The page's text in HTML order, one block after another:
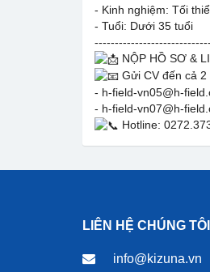
- Kinh nghiệm: Tối
- Tuổi: Dưới 35 tuổi
NỘP HỒ SƠ &
Gửi CV đến cả 2
- h-field-vn05@h-
- h-field-vn07@h-
Hotline:
LIÊN HỆ CHÚNG TÔI
info@kizuna.vn